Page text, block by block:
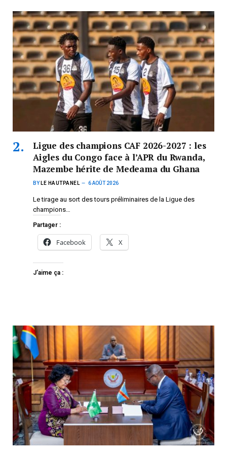
Ligue des champions CAF 2026-2027 : les
Aigles du Congo face à l’APR du Rwanda,
Mazembe hérite de Medeama du Ghana
BY LE HAUTPANEL 6 AOÛT 2026
Le tirage au sort des tours préliminaires de la Ligue des
champions…
Partager :
Facebook X
J’aime ça :